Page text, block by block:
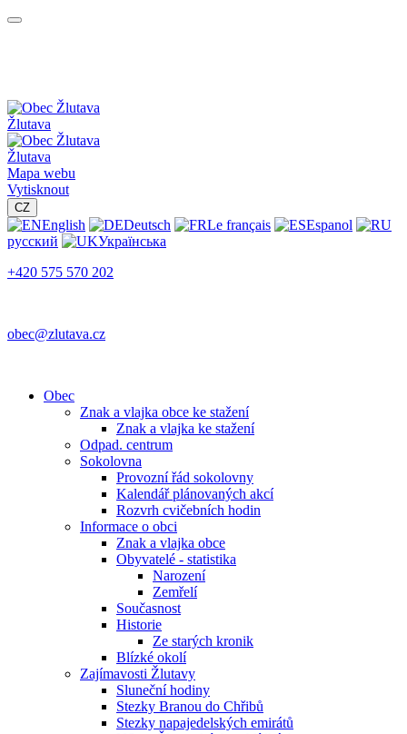
Žlutava
Žlutava
Mapa webu
Vytisknout
CZ
English Deutsch Le français
Espanol
русский
Українська
+420 575 570 202
obec@zlutava.cz
Obec
Znak a vlajka obce ke stažení
Znak a vlajka ke stažení
Odpad. centrum
Sokolovna
Provozní řád sokolovny
Kalendář plánovaných akcí
Rozvrh cvičebních hodin
Informace o obci
Znak a vlajka obce
Obyvatelé - statistika
Narození
Zemřelí
Současnost
Historie
Ze starých kronik
Blízké okolí
Zajímavosti Žlutavy
Sluneční hodiny
Stezky Branou do Chřibů
Stezky napajedelských emirátů